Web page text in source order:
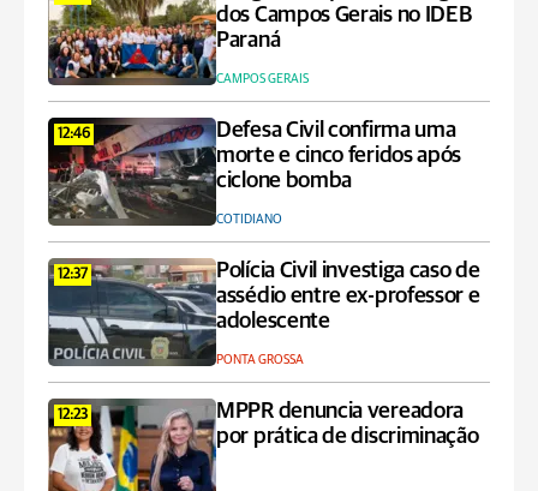
dos Campos Gerais no IDEB
Paraná
CAMPOS GERAIS
12:46
Defesa Civil confirma uma
morte e cinco feridos após
ciclone bomba
COTIDIANO
12:37
Polícia Civil investiga caso de
assédio entre ex-professor e
adolescente
PONTA GROSSA
12:23
MPPR denuncia vereadora
por prática de discriminação